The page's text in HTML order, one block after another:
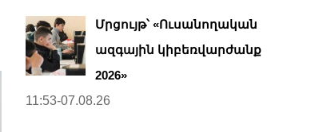
Մրցույթ՝ «Ուսանողական
ազգային կիբեռվարժանք
2026»
11:53-07.08.26